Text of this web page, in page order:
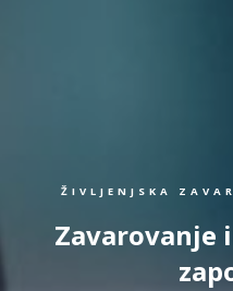
ŽIVLJENJSKA
Zavarovanje